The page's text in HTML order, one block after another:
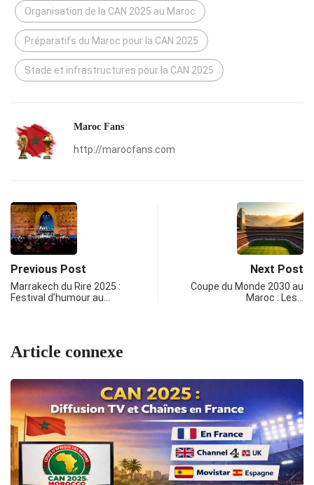
Organisation de la CAN 2025 au Maroc
Préparatifs du Maroc pour la CAN 2025
Stade et infrastructures pour la CAN 2025
Maroc Fans
http://marocfans.com
Previous Post
Marrakech du Rire 2025 :
Festival d’humour au…
Next Post
Coupe du Monde 2030 au
Maroc : Les…
Article connexe